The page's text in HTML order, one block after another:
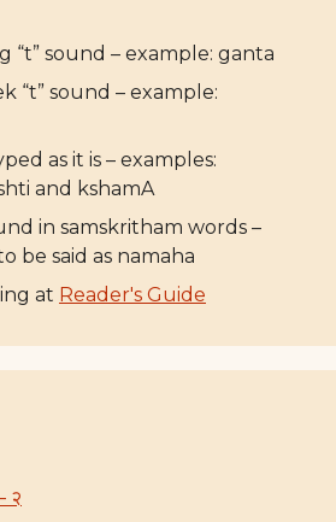
“t” sound – example: ganta
“t” sound – example:
as it is – examples:
and kshamA
in samskritham words –
be said as namaha
at Reader's Guide
२